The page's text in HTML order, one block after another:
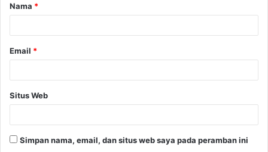
r
Nama *
Email *
Situs Web
Simpan nama, email, dan situs web saya pada peramban ini